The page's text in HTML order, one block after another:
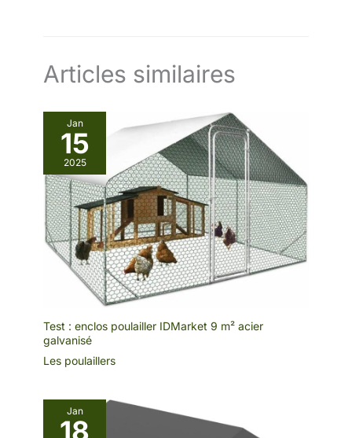
Articles similaires
Jan
15
2025
Test : enclos poulailler IDMarket 9 m² acier
galvanisé
Les poulaillers
Jan
18